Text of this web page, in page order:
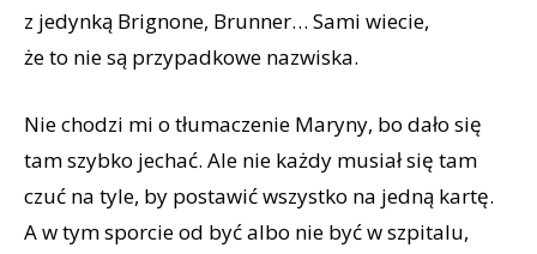
z jedynką Brignone, Brunner… Sami wiecie,
że to nie są przypadkowe nazwiska.
Nie chodzi mi o tłumaczenie Maryny, bo dało się
tam szybko jechać. Ale nie każdy musiał się tam
czuć na tyle, by postawić wszystko na jedną kartę.
A w tym sporcie od być albo nie być w szpitalu,